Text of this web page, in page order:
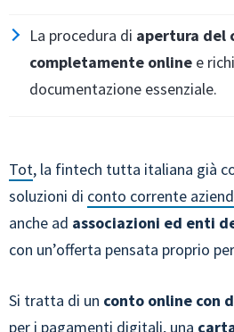
La procedura di apertura del
completamente online e
documentazione essenziale.
Tot, la fintech tutta italiana già
soluzioni di conto corrente
anche ad associazioni ed enti
con un’offerta pensata proprio
Si tratta di un conto online con
per i pagamenti digitali, una